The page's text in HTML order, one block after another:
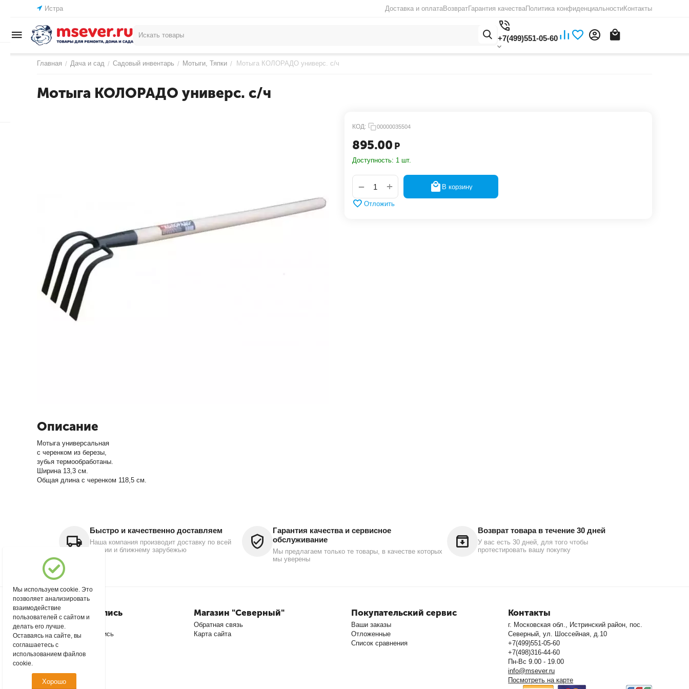
Истра Доставка и оплатаВозвратГарантия качестваПолитика конфиденциальностиКонтакты
+7(499)551-05-60
Главная / Дача и сад / Садовый инвентарь / Мотыги, Тяпки / Мотыга КОЛОРАДО универс. с/ч
Мотыга КОЛОРАДО универс. с/ч
КОД: 00000035504
895.00 Р
Доступность: 1 шт.
+
− В корзину
Отложить
Описание
Мотыга универсальная
с черенком из березы,
зубья термообработаны.
Ширина 13,3 см.
Общая длина с черенком 118,5 см.
Быстро и качественно доставляем
Наша компания производит доставку по всей
России и ближнему зарубежью
Гарантия качества и сервисное
обслуживание
Мы предлагаем только те товары, в качестве которых
мы уверены
Возврат товара в течение 30 дней
У вас есть 30 дней, для того чтобы
протестировать вашу покупку
Моя учетная запись
Войти
Создать учетную запись
Магазин "Северный"
Обратная связь
Карта сайта
Покупательский сервис
Ваши заказы
Отложенные
Список сравнения
Контакты
г. Московская обл., Истринский район, пос.
Северный, ул. Шоссейная, д.10
+7(499)551-05-60
+7(498)316-44-60
Пн-Вс 9.00 - 19.00
info@msever.ru
Посмотреть на карте
Мы используем cookie. Это
позволяет анализировать
взаимодействие
пользователей с сайтом и
делать его лучше.
Оставаясь на сайте, вы
соглашаетесь с
использованием файлов
cookie.
Хорошо